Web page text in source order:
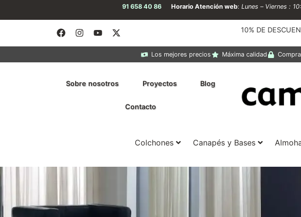
91 658 40 86 Horario Atención web: Lunes – Viernes :
10% DE
Los mejores precios Máxima calidad
Sobre nosotros Proyectos Blog
Contacto
Colchones Canapés y Bases